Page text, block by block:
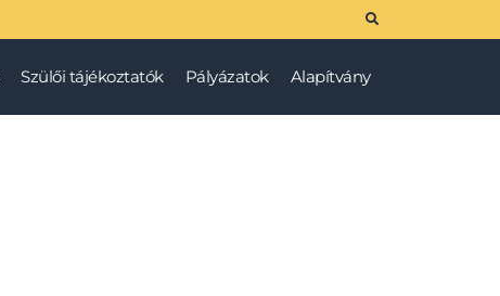
Szülői tájékoztatók Pályázatok Alapítvány